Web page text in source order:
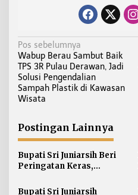
N
a
v
i
g
s
i
p
s
Pos sebelumnya
Wabup Berau Sambut Baik
TPS 3R Pulau Derawan, Jadi
Solusi Pengendalian
Sampah Plastik di Kawasan
Wisata
Postingan Lainnya
Bupati Sri Juniarsih Beri
Peringatan Keras,
54 Ribu Ton
Bupati Sri Juniarsih